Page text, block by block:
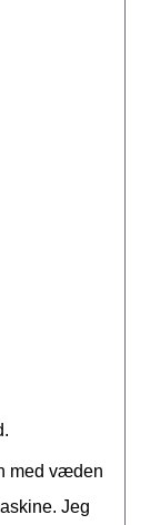
med væden
Jeg